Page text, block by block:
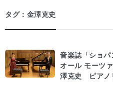
タグ：金澤克史
音楽誌「ショ
オール モーツ
澤克史 ピアノ